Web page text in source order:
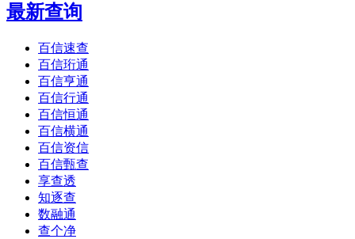
最新查询
百信速查
百信珩通
百信亨通
百信行通
百信恒通
百信横通
百信资信
百信甄查
享查透
知逐查
数融通
查个净